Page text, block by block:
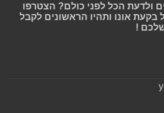
ולדעת הכל לפני כולם? הצטרפו
אונו ותהיו הראשונים לקבל
!